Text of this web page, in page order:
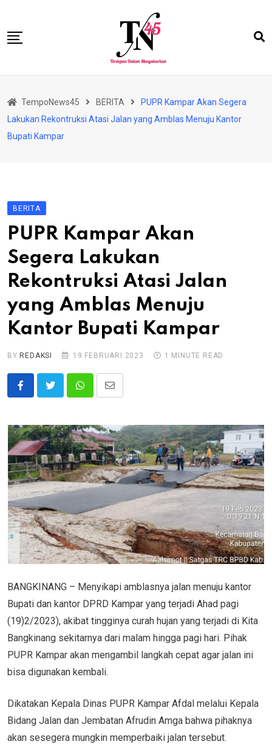
content
BISNIS
HUKRIM
PENDIDIKAN
TempoNews45 BERITA
PUPR Kampar Akan Segera
Lakukan Rekontruksi Atasi Jalan yang Amblas Menuju Kantor
Bupati Kampar
BERITA
PUPR Kampar Akan
Segera Lakukan
Rekontruksi Atasi Jalan
yang Amblas Menuju
Kantor Bupati Kampar
BY REDAKSI 19 FEBRUARI 2023 1 MINUTE READ
WhatsappShare
Email
BANGKINANG – Menyikapi amblasnya jalan menuju kantor
Bupati dan kantor DPRD Kampar yang terjadi Ahad pagi
(19)2/2023), akibat tingginya curah hujan yang terjadi di Kita
Bangkinang sekitarnya dari malam hingga pagi hari. Pihak
PUPR Kampar akan mengambil langkah cepat agar jalan ini
bisa digunakan kembali.
Dikatakan Kepala Dinas PUPR Kampar Afdal melalui Kepala
Bidang Jalan dan Jembatan Afrudin Amga bahwa pihaknya
akan sesegera mungkin memperbaiki jalan tersebut.